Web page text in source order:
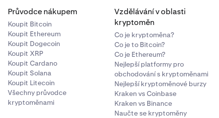
3
Přesnou částku můžete zadat také pomocí
numerické klávesnice a poté klepnout na
Průvodce nákupem
Koupit Bitcoin
Koupit Ethereum
Koupit Dogecoin
Koupit XRP
Koupit Cardano
Koupit Solana
Koupit Litecoin
Všechny průvodce
kryptoměnami
Vzdělávání v oblasti
kryptoměn
Co je kryptoměna?
Co je to Bitcoin?
Co je Ethereum?
Nejlepší platformy pro
obchodování s kryptoměnami
Nejlepší kryptoměnové burzy
Kraken vs Coinbase
Kraken vs Binance
Naučte se kryptoměny